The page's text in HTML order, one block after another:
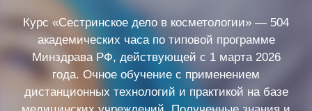
Курс «Сестринское дело в косметологии» — 504
академических часа по типовой программе
Минздрава РФ, действующей с 1 марта 2026
года. Очное обучение с применением
дистанционных технологий и практикой на базе